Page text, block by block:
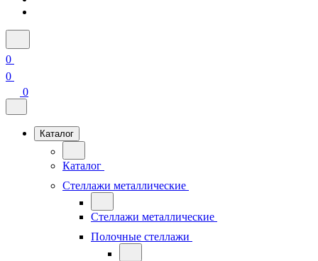
0
0
0
Каталог
Каталог
Стеллажи металлические
Стеллажи металлические
Полочные стеллажи